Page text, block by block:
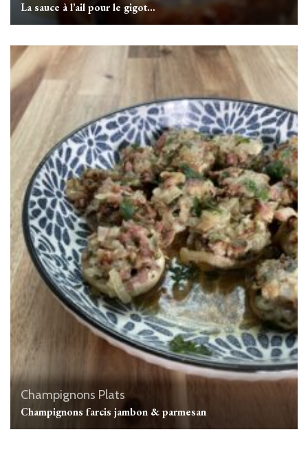
La sauce à l’ail pour le gigot…
Champignons Plats
Champignons farcis jambon & parmesan